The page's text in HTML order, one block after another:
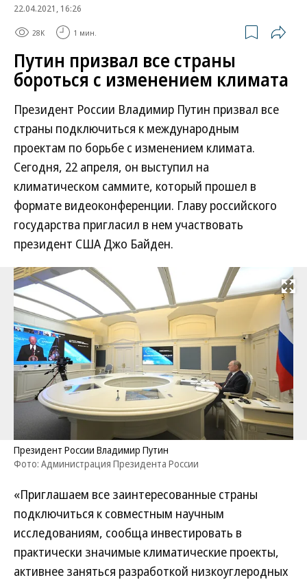
22.04.2021, 16:26
28K 1 мин.
Путин призвал все страны
бороться с изменением климата
Президент России Владимир Путин призвал все
страны подключиться к международным
проектам по борьбе с изменением климата.
Сегодня, 22 апреля, он выступил на
климатическом саммите, который прошел в
формате видеоконференции. Главу российского
государства пригласил в нем участвовать
президент США Джо Байден.
Развернуть
Президент России Владимир Путин
Фото: Администрация Президента России
«Приглашаем все заинтересованные страны
подключиться к совместным научным
исследованиям, сообща инвестировать в
практически значимые климатические проекты,
активнее заняться разработкой низкоуглеродных